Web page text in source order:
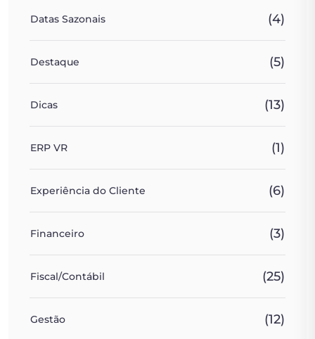
Datas Sazonais (4)
Destaque (5)
Dicas (13)
ERP VR (1)
Experiência do Cliente (6)
Financeiro (3)
Fiscal/Contábil (25)
Gestão (12)